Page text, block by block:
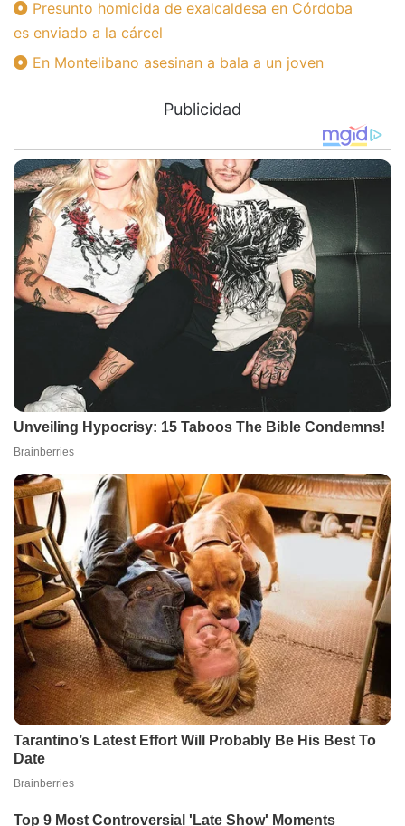
Presunto homicida de exalcaldesa en Córdoba
es enviado a la cárcel
En Montelibano asesinan a bala a un joven
Publicidad